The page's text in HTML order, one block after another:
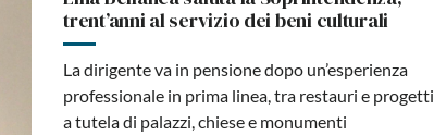
trent’anni al servizio dei beni culturali
La dirigente va in pensione dopo un’esperienza
professionale in prima linea, tra restauri e progetti
a tutela di palazzi, chiese e monumenti